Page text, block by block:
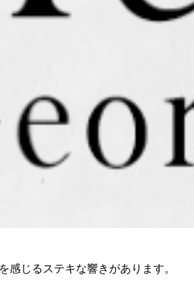
感じるステキな響きがあります。